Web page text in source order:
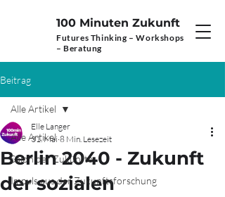
Futures Thinking – Workshops
– Beratung
100 Minuten Zukunft
Beitrag
Alle Artikel
Salon der Zukünfte
Impuls aus der Zukunftsforschung
Alle Artikel
Berlin 2040 - Zukunft
der sozialen
Elle Langer
31. Mai 8 Min. Lesezeit